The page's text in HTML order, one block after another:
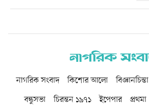
নাগরিক সংবাদ কিশোর আলো বিজ্ঞানচিন্তা
বন্ধুসভা
চিরন্তন ১৯৭১ ইপেপার প্রথমা